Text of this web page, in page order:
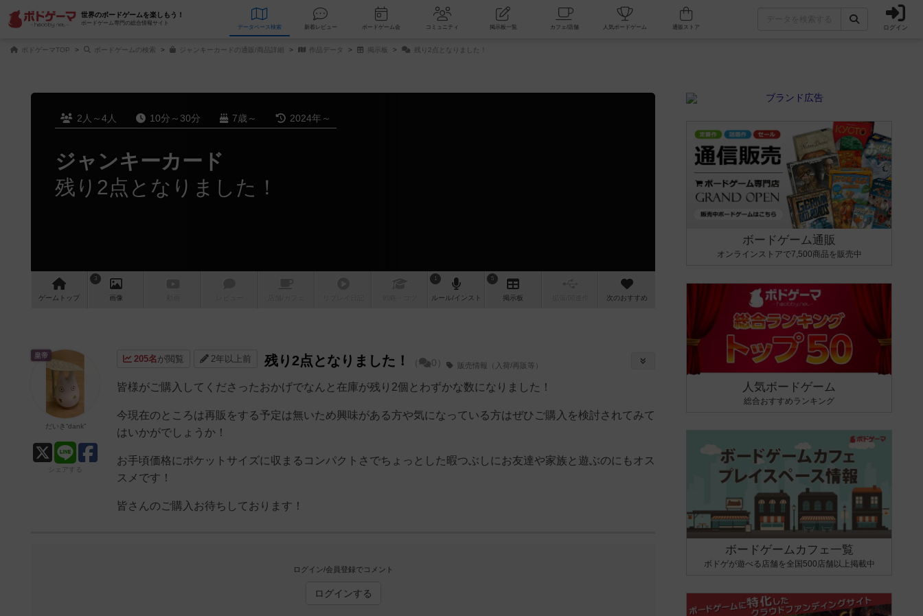
世界のボードゲームを楽しもう！
ボードゲーム専門の総合情報サイト
データベース 検索 新着レビュー ボードゲーム会 コミュニティ 掲示板一覧 カフェ/店舗 人気ボードゲーム ログイン
ボドゲーマTOP ボードゲームの検索 ジャンキーカードの通販/商品詳細 作品データ 掲示板 残り2点となりました！
2人～4人 10分～30分 7歳～ 2024年～
ジャンキーカード
残り2点となりました！
ゲーム トップ
3
画像
1
ルール/インスト
5
掲示板 次のおすすめ
205名が閲覧 2年以上前 残り2点となりました！ （ 0） 販売情報（入荷/再販等）
皆様がご購入してくださったおかげでなんと在庫が残り2個とわずかな数になりました！
今現在のところは再販をする予定は無いため興味がある方や気になっている方はぜひご購入を検討されてみて
はいかがでしょうか！
お手頃価格にポケットサイズに収まるコンパクトさでちょっとした暇つぶしにお友達や家族と遊ぶのにもオス
スメです！
皆さんのご購入お待ちしております！
皇帝
だいき“dank”
シェアする
ログイン/会員登録でコメント
ログインする
ボードゲーム通販
オンラインストアで7,500商品を販売中
人気ボードゲーム
総合おすすめランキング
ボードゲームカフェ一覧
ボドゲが遊べる店舗を全国500店舗以上掲載中